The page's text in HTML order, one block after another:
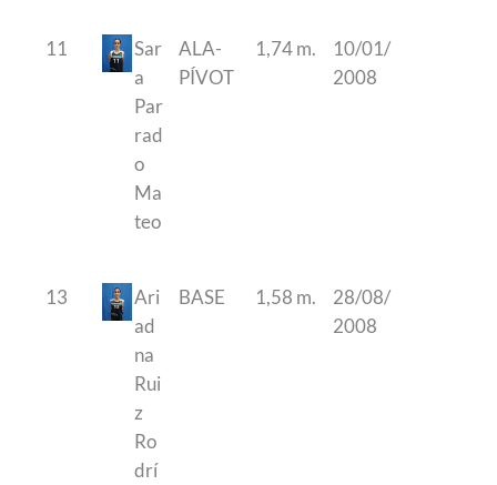
11
Sar
a
Par
rad
o
Ma
teo
ALA-
PÍVOT
1,74 m.
10/01/
2008
13
Ari
ad
na
Rui
z
Ro
drí
BASE 1,58 m.
28/08/
2008